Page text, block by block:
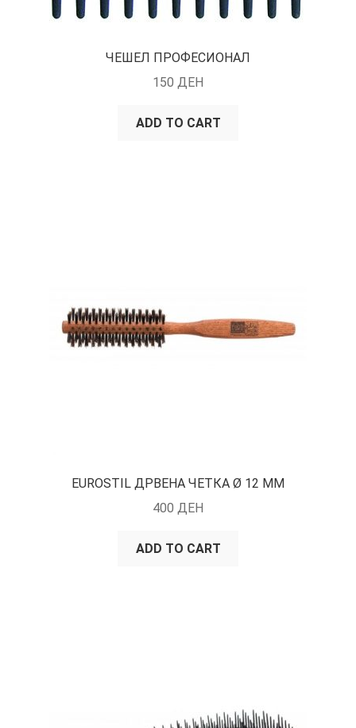
ЧЕШЕЛ ПРОФЕСИОНАЛ
150 ДЕН
ADD TO CART
EUROSTIL ДРВЕНА ЧЕТКА Ø 12 ММ
400 ДЕН
ADD TO CART